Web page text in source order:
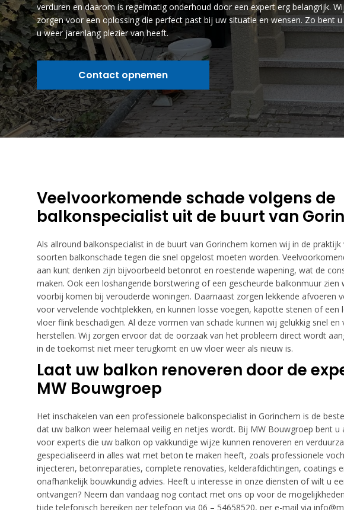
verduren en daarom is regelmatig onderhoud door een expert erg belangrijk.
zorgen voor een oplossing die perfect past bij uw situatie en wensen. Zo bent
u weer jarenlang plezier van heeft.
Contact opnemen
Veelvoorkomende schade volgens de
balkonspecialist uit de buurt van
Als allround balkonspecialist in de buurt van Gorinchem komen wij in de praktijk
soorten balkonschade tegen die snel opgelost moeten worden.
aan kunt denken zijn bijvoorbeeld betonrot en roestende wapening, wat de
maken. Ook een loshangende borstwering of een gescheurde balkonmuur zien
voorbij komen bij verouderde woningen. Daarnaast zorgen lekkende afvoeren
voor vervelende vochtplekken, en kunnen losse voegen, kapotte stenen of een
vloer flink beschadigen. Al deze vormen van schade kunnen wij gelukkig snel en
herstellen. Wij zorgen ervoor dat de oorzaak van het probleem direct wordt
in de toekomst niet meer terugkomt en uw vloer weer als nieuw is.
Laat uw balkon renoveren door de
MW Bouwgroep
Het inschakelen van een professionele balkonspecialist in Gorinchem is de
dat uw balkon weer helemaal veilig en netjes wordt. Bij MW Bouwgroep bent u
voor experts die uw balkon op vakkundige wijze kunnen renoveren en
gespecialiseerd in alles wat met beton te maken heeft, zoals professionele
injecteren, betonreparaties, complete renovaties, kelderafdichtingen, coatings
onafhankelijk bouwkundig advies. Heeft u interesse in onze diensten of wilt u
ontvangen? Neem dan vandaag nog contact met ons op voor de
tijde telefonisch bereiken per telefoon via 06 – 54658520, per e-mail via